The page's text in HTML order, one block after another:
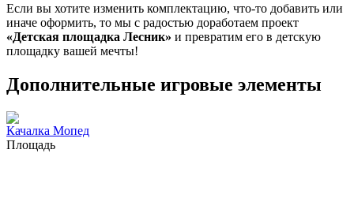
Если вы хотите изменить комплектацию, что-то добавить или
иначе оформить, то мы с радостью доработаем проект
«Детская площадка Лесник» и превратим его в детскую
площадку вашей мечты!
Дополнительные игровые элементы
Качалка Мопед
Площадь